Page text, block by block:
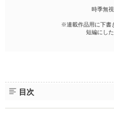
時季無視
※連載作品用に下書
短編にした
目次